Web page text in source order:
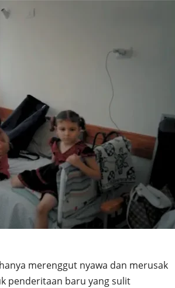
merenggut nyawa dan merusak
penderitaan baru yang sulit